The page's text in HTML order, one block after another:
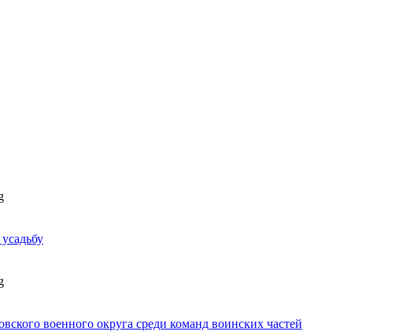
военного округа среди команд воинских частей